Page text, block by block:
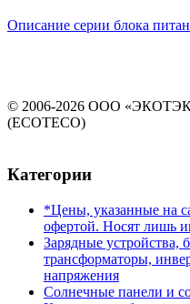
Описание серии блока
© 2006-2026 ООО
(ECOTECO)
Категории
*Цены, указанные на
офертой. Носят лишь
Зарядные устройства,
трансформаторы,
напряжения
Солнечные панели и